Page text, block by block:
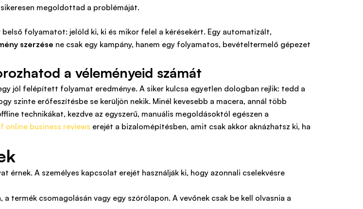
megoldottad a problémáját.
folyamatot: jelöld ki, ki és mikor felel a kérésekért. Egy automatizált,
szerzése ne csak egy kampány, hanem egy folyamatos, bevételtermelő gépezet
a véleményeid számát
jól felépített folyamat eredménye. A siker kulcsa egyetlen dologban rejlik: tedd a
szinte erőfeszítésbe se kerüljön nekik. Minél kevesebb a macera, annál több
technikákat, kezdve az egyszerű, manuális megoldásoktól egészen a
online business reviews erejét a bizalomépítésben, amit csak akkor aknázhatsz ki, ha
érnek. A személyes kapcsolat erejét használják ki, hogy azonnali cselekvésre
termék csomagolásán vagy egy szórólapon. A vevőnek csak be kell olvasnia a